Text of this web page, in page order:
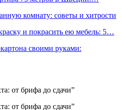
комнату: советы и хитрости
и покрасить ею мебель: 5…
своими руками: